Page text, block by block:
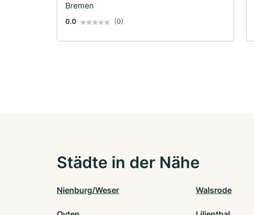
Bremen
0.0 (0)
Städte in der Nähe
Nienburg/Weser Walsrode